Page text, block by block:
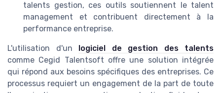
talents gestion, ces outils soutiennent le talent
management et contribuent directement à la
performance entreprise.
L'utilisation d'un
logiciel de gestion des talents
comme Cegid Talentsoft offre une solution intégrée
qui répond aux besoins spécifiques des entreprises. Ce
processus requiert un engagement de la part de toute